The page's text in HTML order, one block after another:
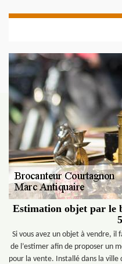
Estimation objet par le
Si vous avez un objet à vendre,
de l’estimer afin de proposer un
pour la vente. Installé dans la